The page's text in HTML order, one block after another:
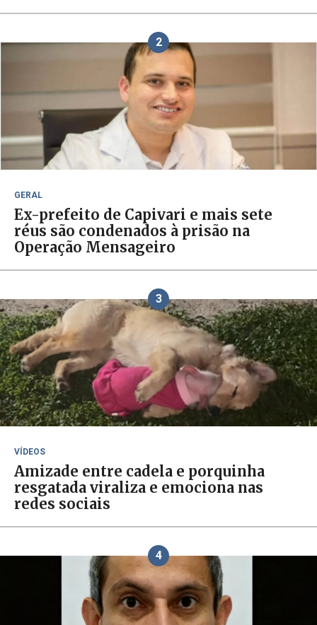
2
GERAL
Ex-prefeito de Capivari e mais sete
réus são condenados à prisão na
Operação Mensageiro
3
VÍDEOS
Amizade entre cadela e porquinha
resgatada viraliza e emociona nas
redes sociais
4